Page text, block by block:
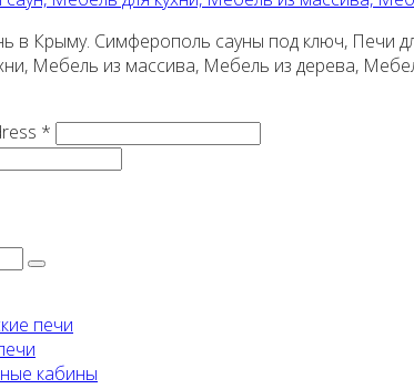
в Крыму. Симферополь сауны под ключ, Печи
Мебель из массива, Мебель из дерева,
*
печи
кабины